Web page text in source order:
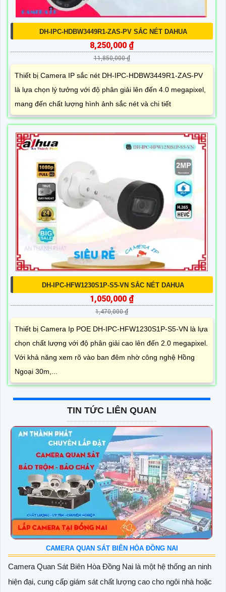
DH-IPC-HDBW3449R1-ZAS-PV SẮC NÉT DAHUA
8,250,000 ₫
11,850,000 ₫
Thiết bị Camera IP sắc nét DH-IPC-HDBW3449R1-ZAS-PV
là lựa chọn lý tưởng với độ phân giải lên đến 4.0 megapixel,
mang đến chất lượng hình ảnh sắc nét và chi tiết
DH-IPC-HFW1230S1P-S5-VN SẮC NÉT DAHUA
1,050,000 ₫
1,470,000 ₫
Thiết bị Camera Ip POE DH-IPC-HFW1230S1P-S5-VN là lựa
chọn chất lượng với độ phân giải cao lên đến 2.0 megapixel.
Với khả năng xem rõ vào ban đêm nhờ công nghệ Hồng
Ngoại 30m,...
TIN TỨC LIÊN QUAN
CAMERA QUAN SÁT BIÊN HÒA ĐỒNG NAI
Camera Quan Sát Biên Hòa Đồng Nai là một hệ thống an ninh
hiện đại, cung cấp giám sát chất lượng cao cho ngôi nhà hoặc